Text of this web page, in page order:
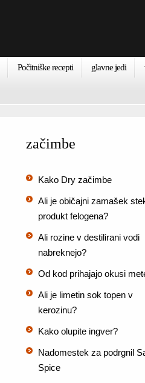
Počitniške recepti glavne jedi
začimbe
Kako Dry začimbe
Ali je običajni zamašek
produkt felogena?
Ali rozine v destilirani vodi
nabreknejo?
Od kod prihajajo okusi
Ali je limetin sok topen v
kerozinu?
Kako olupite ingver?
Nadomestek za podrgnil
Spice